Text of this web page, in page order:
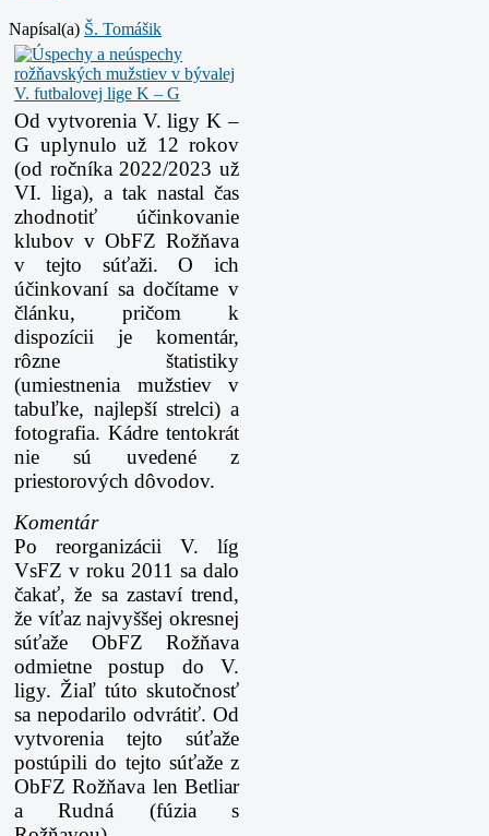
Napísal(a) Š. Tomášik
Od vytvorenia V. ligy K –
G uplynulo už 12 rokov
(od ročníka 2022/2023 už
VI. liga), a tak nastal čas
zhodnotiť účinkovanie
klubov v ObFZ Rožňava
v tejto súťaži. O ich
účinkovaní sa dočítame v
článku, pričom k
dispozícii je komentár,
rôzne štatistiky
(umiestnenia mužstiev v
tabuľke, najlepší strelci) a
fotografia. Kádre tentokrát
nie sú uvedené z
priestorových dôvodov.
Komentár
Po reorganizácii V. líg
VsFZ v roku 2011 sa dalo
čakať, že sa zastaví trend,
že víťaz najvyššej okresnej
súťaže ObFZ Rožňava
odmietne postup do V.
ligy. Žiaľ túto skutočnosť
sa nepodarilo odvrátiť. Od
vytvorenia tejto súťaže
postúpili do tejto súťaže z
ObFZ Rožňava len Betliar
a Rudná (fúzia s